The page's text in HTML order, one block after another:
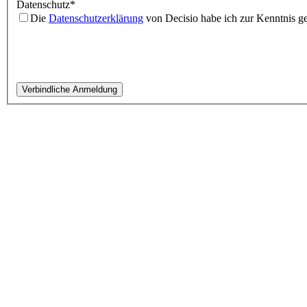
Datenschutz*
Die Datenschutzerklärung von Decisio habe ich zur Kenntnis